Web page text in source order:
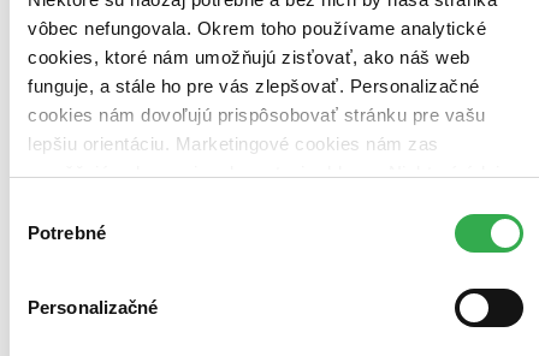
vôbec nefungovala. Okrem toho používame analytické
cookies, ktoré nám umožňujú zisťovať, ako náš web
funguje, a stále ho pre vás zlepšovať. Personalizačné
cookies nám dovoľujú prispôsobovať stránku pre vašu
lepšiu orientáciu. Marketingové cookies nám zas
umožňujú zobrazenie relevantnej reklamy. Niektoré údaje
keby sme mohli používať všetky tieto cookies. Ďakujeme!
súhlasu
Potrebné
Personalizačné